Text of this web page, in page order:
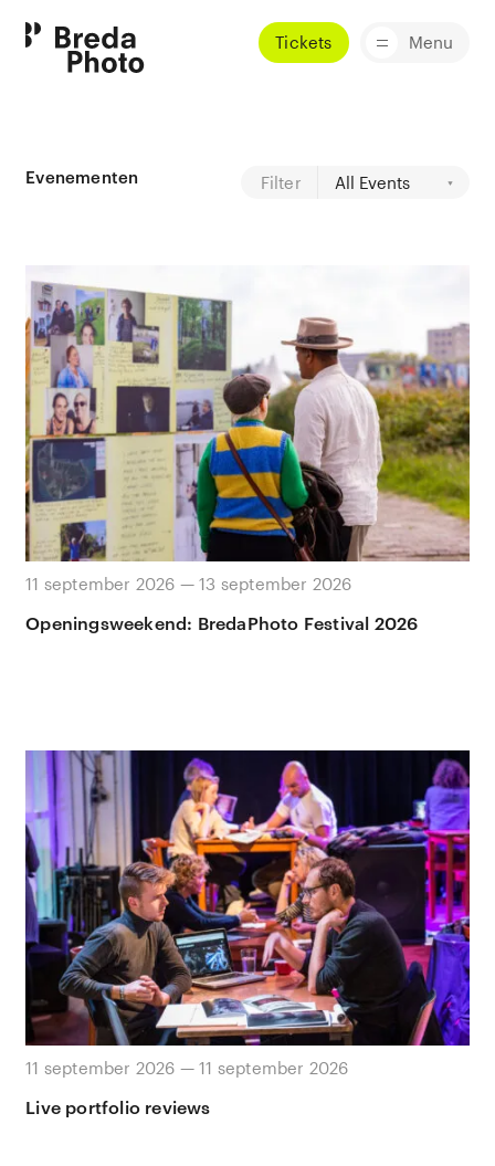
Tickets Menu
Evenementen Filter
11 september 2026 — 13 september 2026
Openingsweekend: BredaPhoto Festival 2026
11 september 2026 — 11 september 2026
Live portfolio reviews